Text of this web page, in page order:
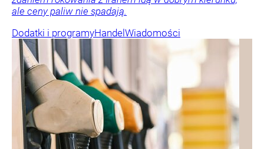
ale ceny paliw nie spadają.
Dodatki i programyHandel Wiadomości